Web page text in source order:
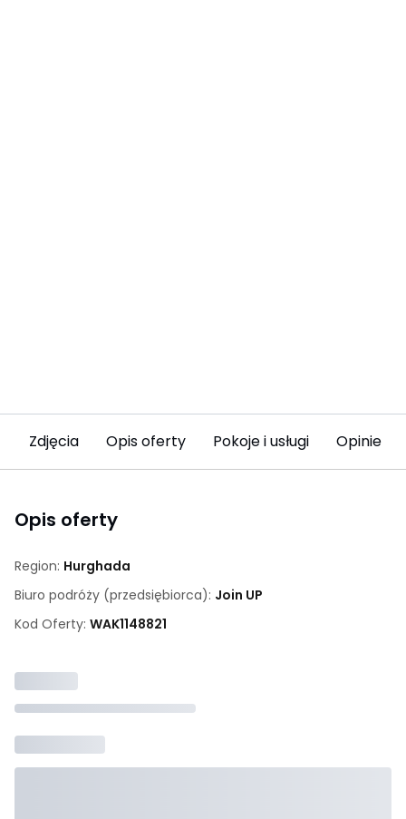
Zdjęcia Opis oferty Pokoje i usługi Opinie
Opis oferty
Region: Hurghada
Biuro podróży (przedsiębiorca): Join UP
Kod Oferty: WAK1148821